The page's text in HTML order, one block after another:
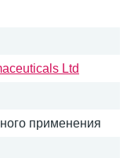
Ltd
применения